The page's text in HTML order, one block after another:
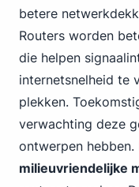
betere
Routers worden
die helpen
internetsnelheid te
plekken.
verwachting deze
ontwerpen hebben.
milieuvriendelijke